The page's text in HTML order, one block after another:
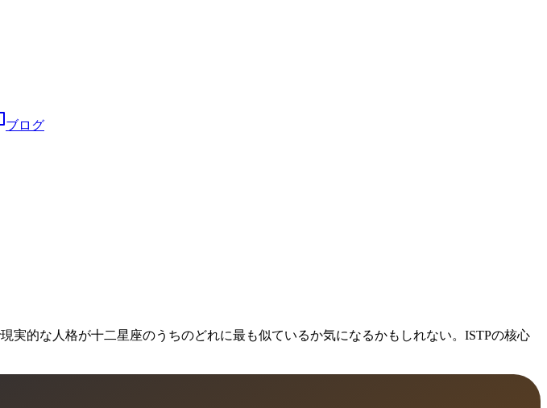
ブログ
実的な人格が十二星座のうちのどれに最も似ているか気になるかもしれない。ISTPの核心